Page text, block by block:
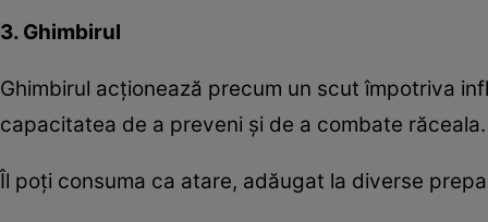
3. Ghimbirul
Ghimbirul acţionează precum un scut împotriva
capacitatea de a preveni şi de a combate răceala.
Îl poţi consuma ca atare, adăugat la diverse